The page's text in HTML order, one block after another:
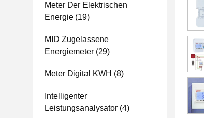
Meter Der Elektrischen
Energie (19)
MID Zugelassene
Energiemeter (29)
Meter Digital KWH (8)
Intelligenter
Leistungsanalysator (4)